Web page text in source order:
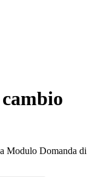
Modulo Domanda di